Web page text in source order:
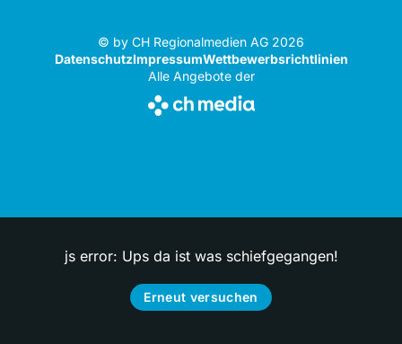
© by CH Regionalmedien AG 2026
DatenschutzImpressumWettbewerbsrichtlinien
Alle Angebote der
js error: Ups da ist was schiefgegangen!
Erneut versuchen